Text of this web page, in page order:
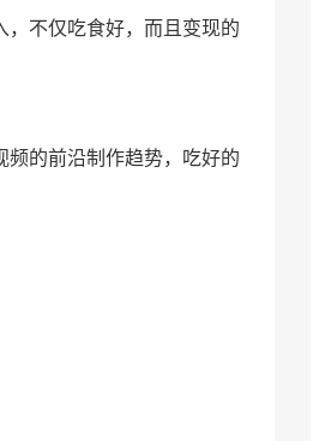
，不仅吃食好，而且变现的
频的前沿制作趋势，吃好的